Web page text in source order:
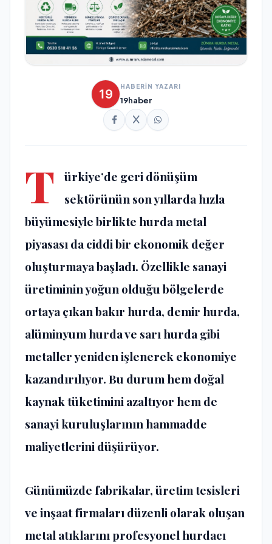
HABERİN YAZARI
19haber
T
ürkiye’de geri dönüşüm
sektörünün son yıllarda hızla
büyümesiyle birlikte hurda metal
piyasası da ciddi bir ekonomik değer
oluşturmaya başladı. Özellikle sanayi
üretiminin yoğun olduğu bölgelerde
ortaya çıkanbakır hurda, demir hurda,
alüminyum hurdave sarı hurdagibi
metaller yeniden işlenerek ekonomiye
kazandırılıyor. Bu durum hem doğal
kaynak tüketimini azaltıyor hem de
sanayi kuruluşlarının hammadde
maliyetlerini düşürüyor.
Günümüzde fabrikalar, üretim tesisleri
ve inşaat firmaları düzenli olarak oluşan
metal atıklarını profesyonel hurdacı